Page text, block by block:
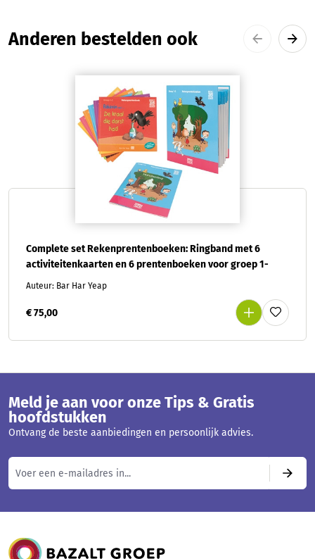
Productgalerij overslaan
Anderen bestelden ook
Complete set Rekenprentenboeken: Ringband met 6
activiteitenkaarten en 6 prentenboeken voor groep 1-
Auteur: Bar Har Yeap
€ 75,00
Meld je aan voor onze Tips & Gratis
hoofdstukken
Ontvang de beste aanbiedingen en persoonlijk advies.
Bazalt Groep